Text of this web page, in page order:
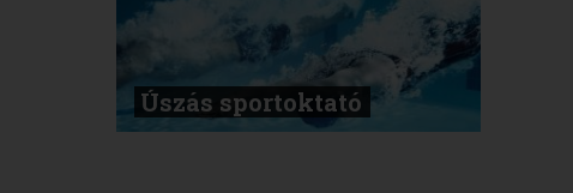
Úszás sportoktató